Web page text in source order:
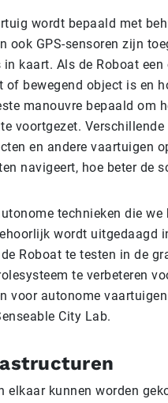
wordt bepaald met
ook GPS-sensoren zijn
kaart. Als de Roboat
of bewegend object is en
manouvre bepaald om
voortgezet.
en andere vaartuigen
navigeert, hoe beter de
technieken die
wordt uitgedaagd
Roboat te testen in de
te verbeteren
voor autonome
City Lab.
elkaar kunnen worden